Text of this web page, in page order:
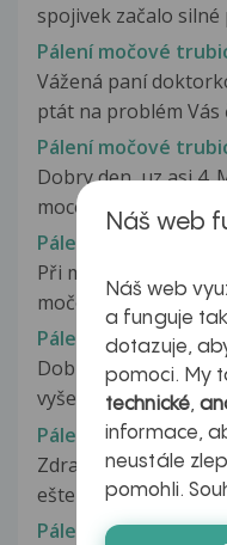
spojivek začalo silné
Pálení močové
Vážená paní
ptát na problém Vás
Pálení močové
Dobry den, uz asi 4.
mocovou trubici.
Pálení močové
Při močení mne asi
močové trubice.
Pálení močové
Dobrý den, navazuji
vyšetření (15. 5.
Pálení močové
Zdravím v decembri
ešte nestal prestal mi
Pálení močové
Náš web
Náš web
a funguje
dotazuje,
pomoci. My
technické,
informace,
neustále
pomohli.